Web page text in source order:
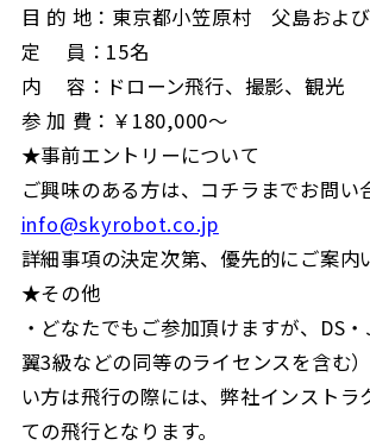
目 的 地：東京都小笠原村 父島およ
定 員：15名
内 容：ドローン飛行、撮影、観光
参 加 費：￥180,000～
★事前エントリーについて
ご興味のある方は、コチラまでお問い
info@skyrobot.co.jp
詳細事項の決定次第、優先的にご案内
★その他
・どなたでもご参加頂けますが、DS
翼3級などの同等のライセンスを含む
い方は飛行の際には、弊社インストラ
ての飛行となります。